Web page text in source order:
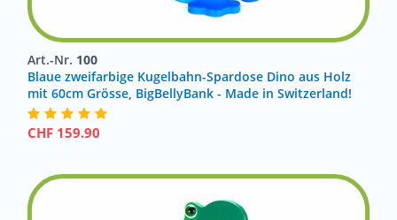
Art.-Nr. 100
Blaue zweifarbige Kugelbahn-Spardose Dino aus Holz
mit 60cm Grösse, BigBellyBank - Made in Switzerland!
CHF 159.90